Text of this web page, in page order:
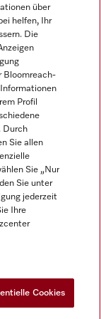
über
helfen, Ihr
Die
Bloomreach-
Informationen
Profil
Durch
Sie allen
Sie „Nur
Sie unter
jederzeit
Ihre
Cookies